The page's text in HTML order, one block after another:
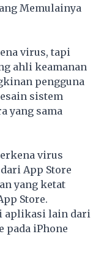
Memulainya
virus, tapi
ahli keamanan
pengguna
sistem
yang sama
virus
App Store
yang ketat
Store.
aplikasi lain dari
pada iPhone